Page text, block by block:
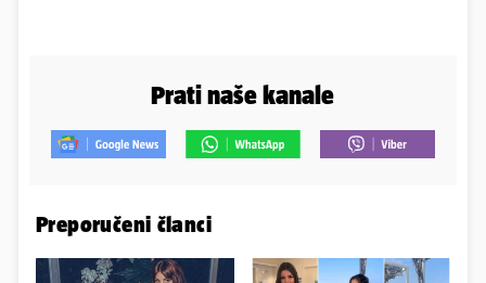
Prati naše kanale
Preporučeni članci